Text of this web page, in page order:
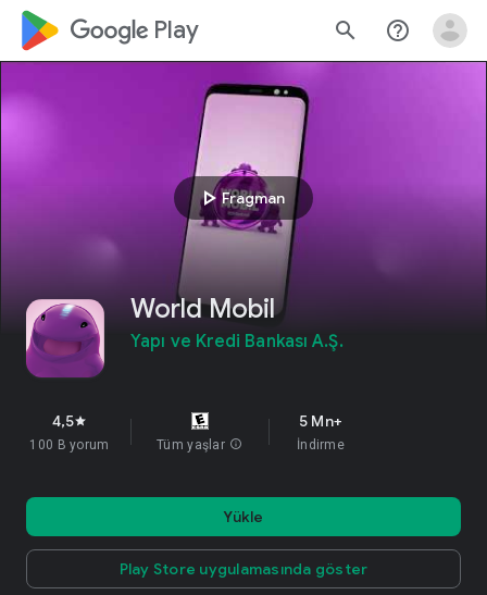
google_logo Play search help_outline
play_arrowFragman
World Mobil
Yapı ve Kredi Bankası A.Ş.
4,5star
100 B yorum Tüm yaşlar info
5 Mn+
İndirme
Yükle
Play Store uygulamasında göster